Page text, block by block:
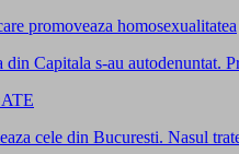
promoveaza homosexualitatea
Capitala s-au
cele din Bucuresti. Nasul